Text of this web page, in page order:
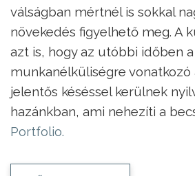
válságban mértnél is sokkal
növekedés figyelhető meg. A
azt is, hogy az utóbbi időben
munkanélküliségre vonatkozó
jelentős késéssel kerülnek
hazánkban, ami nehezíti a
Portfolio.